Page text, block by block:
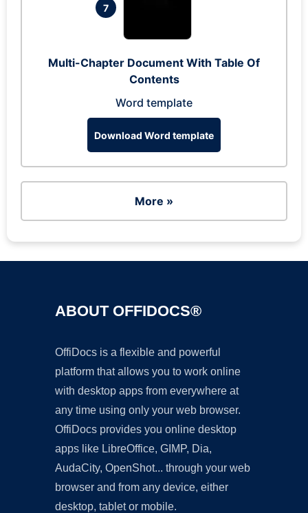
7
Multi-Chapter Document With Table Of
Contents
Word template
Download Word template
More »
ABOUT OFFIDOCS®
OffiDocs is a flexible and powerful
platform that allows you to work online
with desktop apps from everywhere at
any time using only your web browser.
OffiDocs provides you online desktop
apps like LibreOffice, GIMP, Dia,
AudaCity, OpenShot... through your web
browser and from any device, either
desktop, tablet or mobile.